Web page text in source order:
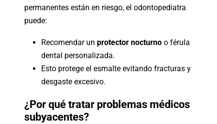
permanentes están en riesgo, el odontopediatra
puede:
Recomendar un protector nocturno o férula
dental personalizada.
Esto protege el esmalte evitando fracturas y
desgaste excesivo.
¿Por qué tratar problemas médicos
subyacentes?